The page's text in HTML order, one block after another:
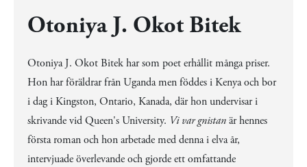
Otoniya J. Okot Bitek
Otoniya J. Okot Bitek har som poet erhållit många priser.
Hon har föräldrar från Uganda men föddes i Kenya och bor
i dag i Kingston, Ontario, Kanada, där hon undervisar i
skrivande vid Queen's University. Vi var gnistanär hennes
första roman och hon arbetade meddenna i elva år,
intervjuade överlevande och gjorde ett omfattande